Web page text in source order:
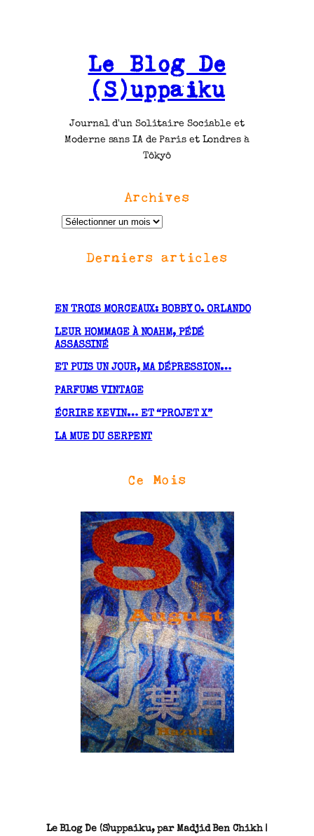
Le Blog De
(S)uppaiku
Journal d'un Solitaire Sociable et
Moderne sans IA de Paris et Londres à
Tôkyô
Archives
A
v
s
Derniers articles
EN TROIS MORCEAUX: BOBBY O. ORLANDO
LEUR HOMMAGE À NOAHM, PÉDÉ
ASSASSINÉ
ET PUIS UN JOUR, MA DÉPRESSION…
PARFUMS VINTAGE
ÉCRIRE KEVIN… ET “PROJET X”
LA MUE DU SERPENT
Ce Mois
Le Blog De (S)uppaiku, par Madjid Ben Chikh |